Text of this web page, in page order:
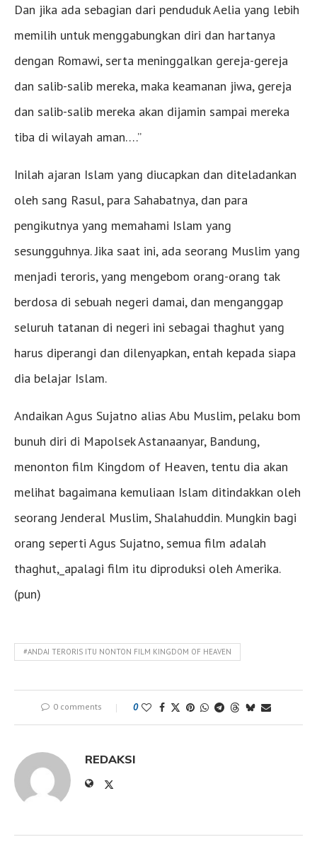
Dan jika ada sebagian dari penduduk Aelia yang lebih
memilih untuk menggabungkan diri dan hartanya
dengan Romawi, serta meninggalkan gereja-gereja
dan salib-salib mereka, maka keamanan jiwa, gereja
dan salib-salib mereka akan dijamin sampai mereka
tiba di wilayah aman….”
Inilah ajaran Islam yang diucapkan dan diteladankan
oleh sang Rasul, para Sahabatnya, dan para
pengikutnya yang memahami Islam yang
sesungguhnya. Jika saat ini, ada seorang Muslim yang
menjadi teroris, yang mengebom orang-orang tak
berdosa di sebuah negeri damai, dan menganggap
seluruh tatanan di negeri ini sebagai thaghut yang
harus diperangi dan dilenyapkan, entah kepada siapa
dia belajar Islam.
Andaikan Agus Sujatno alias Abu Muslim, pelaku bom
bunuh diri di Mapolsek Astanaanyar, Bandung,
menonton film Kingdom of Heaven, tentu dia akan
melihat bagaimana kemuliaan Islam ditindakkan oleh
seorang Jenderal Muslim, Shalahuddin. Mungkin bagi
orang seperti Agus Sujatno, semua film adalah
thaghut,_apalagi film itu diproduksi oleh Amerika.
(pun)
#ANDAI TERORIS ITU NONTON FILM KINGDOM OF HEAVEN
0 comments 0
REDAKSI